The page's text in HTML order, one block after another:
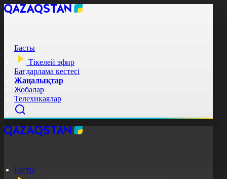
Басты
Тікелей эфир
Бағдарлама кестесі
Жаңалықтар
Жобалар
Телехикаялар
Басты